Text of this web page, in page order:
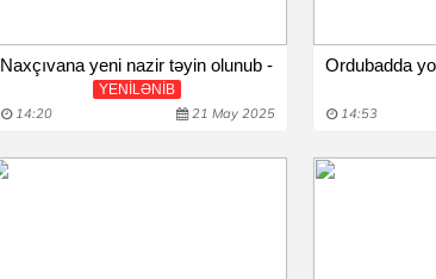
Naxçıvana yeni nazir təyin olunub -
YENİLƏNİB
14:20
21 May 2025
Ordubadda
14:53